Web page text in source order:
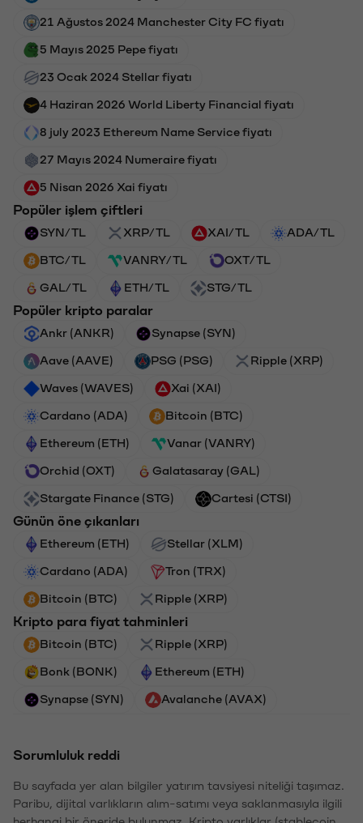
21 Ağustos 2024 Manchester City FC fiyatı
5 Mayıs 2025 Pepe fiyatı
23 Ocak 2024 Stellar fiyatı
4 Haziran 2026 World Liberty Financial fiyatı
8 july 2023 Ethereum Name Service fiyatı
27 Mayıs 2024 Numeraire fiyatı
5 Nisan 2026 Xai fiyatı
Popüler işlem çiftleri
SYN/TL XRP/TL XAI/TL ADA/TL
BTC/TL VANRY/TL OXT/TL
GAL/TL ETH/TL STG/TL
Popüler kripto paralar
Ankr (ANKR) Synapse (SYN)
Aave (AAVE) PSG (PSG) Ripple (XRP)
Waves (WAVES) Xai (XAI)
Cardano (ADA) Bitcoin (BTC)
Ethereum (ETH) Vanar (VANRY)
Orchid (OXT) Galatasaray (GAL)
Stargate Finance (STG) Cartesi (CTSI)
Günün öne çıkanları
Ethereum (ETH) Stellar (XLM)
Cardano (ADA) Tron (TRX)
Bitcoin (BTC) Ripple (XRP)
Kripto para fiyat tahminleri
Bitcoin (BTC) Ripple (XRP)
Bonk (BONK) Ethereum (ETH)
Synapse (SYN) Avalanche (AVAX)
Sorumluluk reddi
Bu sayfada yer alan bilgiler yatırım tavsiyesi niteliği taşımaz.
Paribu, dijital varlıkların alım-satımı veya saklanmasıyla ilgili
herhangi bir öneride bulunmaz. Kripto varlıklar (stablecoin